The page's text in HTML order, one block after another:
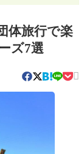
体旅行で楽
ズ7選
